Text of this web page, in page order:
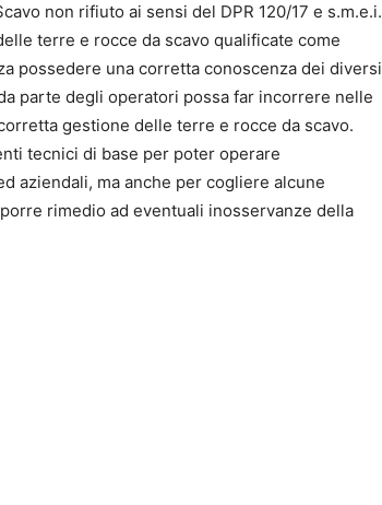
non rifiuto ai sensi del DPR 120/17 e s.m.e.i.
terre e rocce da scavo qualificate come
possedere una corretta conoscenza dei diversi
parte degli operatori possa far incorrere nelle
gestione delle terre e rocce da scavo.
tecnici di base per poter operare
aziendali, ma anche per cogliere alcune
rimedio ad eventuali inosservanze della